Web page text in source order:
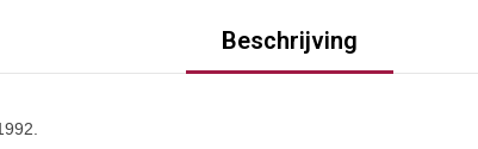
Beschrijving